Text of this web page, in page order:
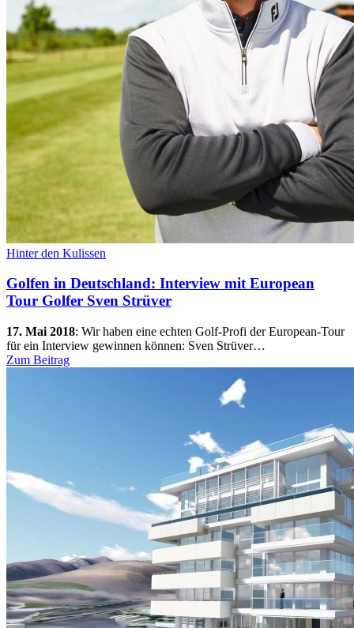
Hinter den Kulissen
Golfen in Deutschland: Interview mit European
Tour Golfer Sven Strüver
17. Mai 2018: Wir haben eine echten Golf-Profi der European-Tour
für ein Interview gewinnen können: Sven Strüver…
Zum Beitrag